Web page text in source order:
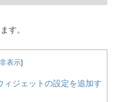
す。
非表示]
ィジェットの設定を追加す